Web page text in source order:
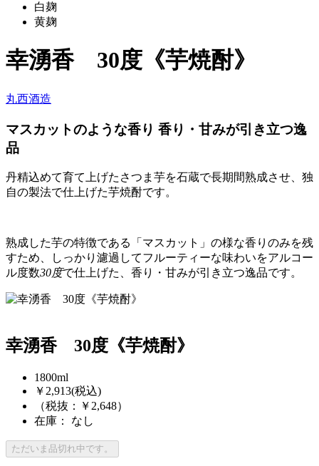
白麹
黄麹
幸湧香 30度《芋焼酎》
丸西酒造
マスカットのような香り 香り・甘みが引き立つ逸
品
丹精込めて育て上げたさつま芋を石蔵で長期間熟成させ、独
自の製法で仕上げた芋焼酎です。
熟成した芋の特徴である「マスカット」の様な香りのみを残
すため、しっかり濾過してフルーティーな味わいをアルコー
ル度数30度で仕上げた、香り・甘みが引き立つ逸品です。
幸湧香 30度《芋焼酎》
1800ml
￥2,913(税込)
（税抜：￥2,648）
在庫： なし
ただいま品切れ中です。